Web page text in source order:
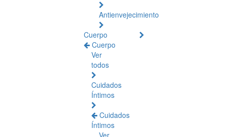
Antienvejecimiento
Cuerpo
Cuerpo
Ver
todos
Cuidados
Íntimos
Cuidados
Íntimos
Ver